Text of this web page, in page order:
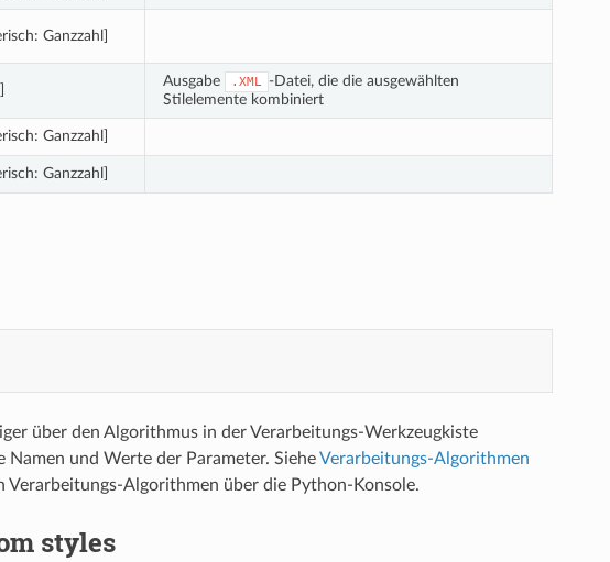
Ganzzahl]
Ausgabe .XML -Datei, die die ausgewählten
Stilelemente kombiniert
Ganzzahl]
Ganzzahl]
über den Algorithmus in der Verarbeitungs-Werkzeugkiste
Namen und Werte der Parameter. SieheVerarbeitungs-Algorithmen
Algorithmen über die Python-Konsole.
styles